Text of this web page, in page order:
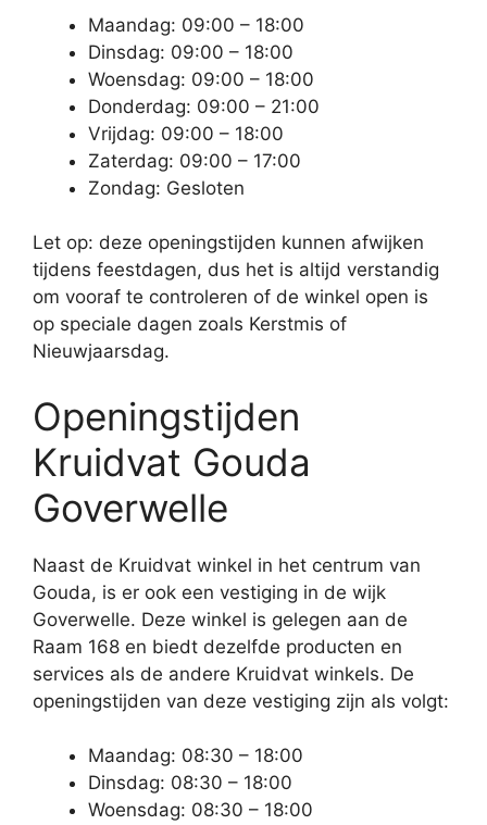
Maandag: 09:00 – 18:00
Dinsdag: 09:00 – 18:00
Woensdag: 09:00 – 18:00
Donderdag: 09:00 – 21:00
Vrijdag: 09:00 – 18:00
Zaterdag: 09:00 – 17:00
Zondag: Gesloten
Let op: deze openingstijden kunnen afwijken
tijdens feestdagen, dus het is altijd verstandig
om vooraf te controleren of de winkel open is
op speciale dagen zoals Kerstmis of
Nieuwjaarsdag.
Openingstijden
Kruidvat Gouda
Goverwelle
Naast de Kruidvat winkel in het centrum van
Gouda, is er ook een vestiging in de wijk
Goverwelle. Deze winkel is gelegen aan de
Raam 168 en biedt dezelfde producten en
services als de andere Kruidvat winkels. De
openingstijden van deze vestiging zijn als volgt:
Maandag: 08:30 – 18:00
Dinsdag: 08:30 – 18:00
Woensdag: 08:30 – 18:00